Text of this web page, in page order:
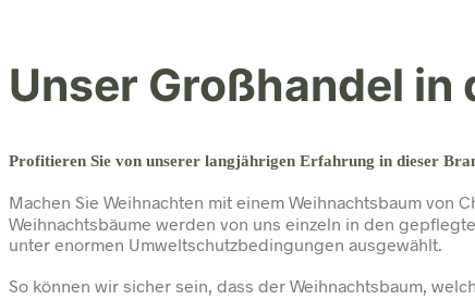
Unser Großhandel in
Profitieren Sie von unserer langjährigen Erfahrung in dieser
Machen Sie Weihnachten mit einem Weihnachtsbaum von
Weihnachtsbäume werden von uns einzeln in den
unter enormen Umweltschutzbedingungen ausgewählt.
So können wir sicher sein, dass der Weihnachtsbaum,